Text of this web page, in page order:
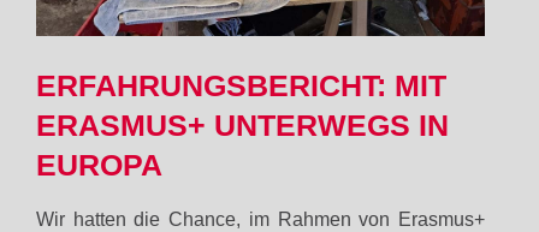
ERFAHRUNGSBERICHT: MIT
ERASMUS+ UNTERWEGS IN
EUROPA
Wir hatten die Chance, im Rahmen von Erasmus+